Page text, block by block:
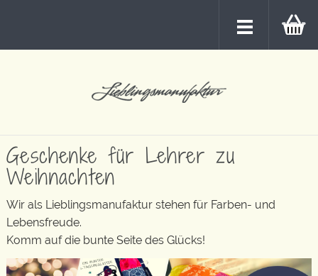
Geschenke für Lehrer zu
Weihnachten
Wir als Lieblingsmanufaktur stehen für Farben- und
Lebensfreude.
Komm auf die bunte Seite des Glücks!